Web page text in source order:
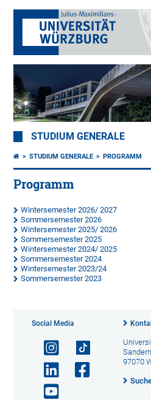
STUDIUM GENERALE
STUDIUM GENERALE PROGRAMM
Programm
Wintersemester 2026/ 2027
Sommersemester 2026
Wintersemester 2025/ 2026
Sommersemester 2025
Wintersemester 2024/ 2025
Sommersemester 2024
Wintersemester2023/24
Sommersemester 2023
Social Media
97070